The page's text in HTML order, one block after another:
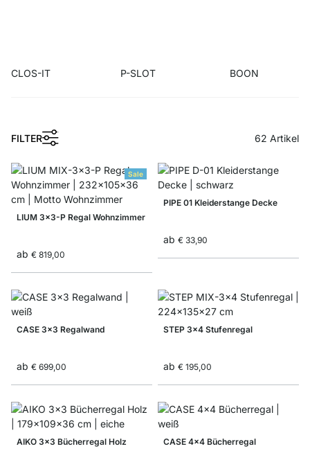
CLOS-IT P-SLOT BOON
FILTER
1
62 Artikel
Sale
LIUM 3x3-P Regal Wohnzimmer
ab € 819,00
PIPE 01 Kleiderstange Decke
ab € 33,90
CASE 3x3 Regalwand
ab € 699,00
STEP 3x4 Stufenregal
ab € 195,00
AIKO 3x3 Bücherregal Holz CASE 4x4 Bücherregal